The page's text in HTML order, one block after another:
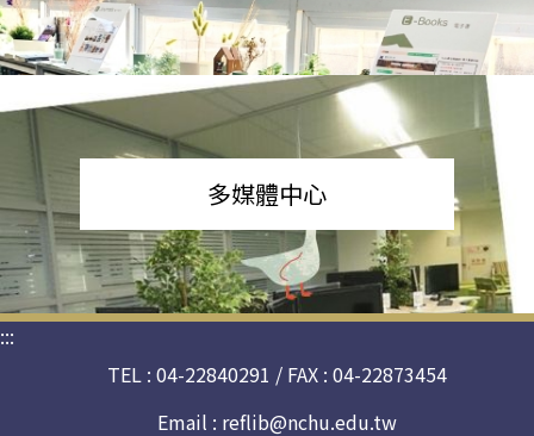
多媒體中心
:::
TEL : 04-22840291 / FAX : 04-22873454